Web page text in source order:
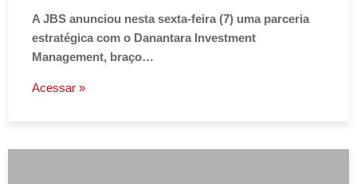
A JBS anunciou nesta sexta-feira (7) uma parceria
estratégica com o Danantara Investment
Management, braço…
Acessar »